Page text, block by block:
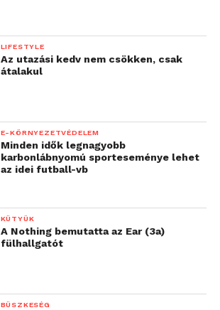
LIFESTYLE
Az utazási kedv nem csökken, csak
átalakul
E-KÖRNYEZETVÉDELEM
Minden idők legnagyobb
karbonlábnyomú sporteseménye lehet
az idei futball-vb
KÜTYÜK
A Nothing bemutatta az Ear (3a)
fülhallgatót
BÜSZKESÉG